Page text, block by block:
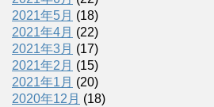
2021年5月 (18)
2021年4月 (22)
2021年3月 (17)
2021年2月 (15)
2021年1月 (20)
2020年12月 (18)